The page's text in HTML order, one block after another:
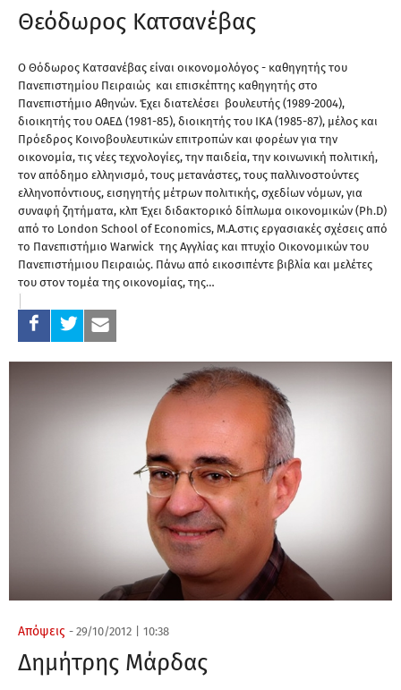
Θεόδωρος Κατσανέβας
Ο Θόδωρος Κατσανέβας είναι οικονομολόγος - καθηγητής του
Πανεπιστημίου Πειραιώς και επισκέπτης καθηγητής στο
Πανεπιστήμιο Αθηνών. Έχει διατελέσει βουλευτής (1989-2004),
διοικητής του ΟΑΕΔ (1981-85), διοικητής του ΙΚΑ (1985-87), μέλος και
Πρόεδρος Κοινοβουλευτικών επιτροπών και φορέων για την
οικονομία, τις νέες τεχνολογίες, την παιδεία, την κοινωνική πολιτική,
τον απόδημο ελληνισμό, τους μετανάστες, τους παλλινοστούντες
ελληνοπόντιους, εισηγητής μέτρων πολιτικής, σχεδίων νόμων, για
συναφή ζητήματα, κλπ Έχει διδακτορικό δίπλωμα οικονομικών (Ph.D)
από το London School of Economics, M.A.στις εργασιακές σχέσεις από
το Πανεπιστήμιο Warwick της Αγγλίας και πτυχίο Οικονομικών του
Πανεπιστήμιου Πειραιώς. Πάνω από εικοσιπέντε βιβλία και μελέτες
του στον τομέα της οικονομίας, της…
Απόψεις - 29/10/2012 10:38
Δημήτρης Μάρδας